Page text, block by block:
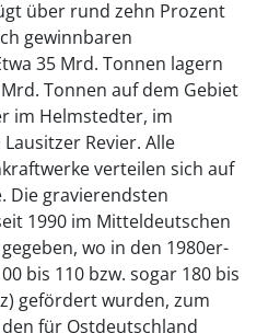
über rund zehn Prozent
gewinnbaren
35 Mrd. Tonnen lagern
Tonnen auf dem Gebiet
im Helmstedter, im
Revier. Alle
verteilen sich auf
Die gravierendsten
1990 im Mitteldeutschen
wo in den 1980er-
bis 110 bzw. sogar 180 bis
gefördert wurden, zum
für Ostdeutschland